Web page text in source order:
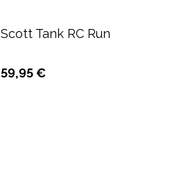
Scott Tank RC Run
59,95 €